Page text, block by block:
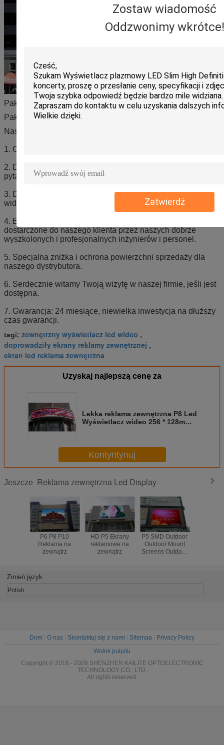
Zostaw wiadomość
Oddzwonimy wkrótce!
Zatwierdź
Pakowanie i wysyłka:
Pakiet lotniczy i opakowanie drewniane można wybrać
Nasze usługi dodatkowe:
1. Odpowiedz na zapytanie w ciągu 24 godzin roboczych.
2. Doświadczona kadra odpowiada na wszystkie twoje
pytania w płynnym angielskim
3. Dostosowany projekt jest dostępny, OEM i ODM są mile
widziane.
4. Ekskluzywne i unikalne rozwiązanie może być
dostarczone do naszego klienta przez naszych dobrze
wyszkolonych i profesjonalnych inżynierów i personel.
5. Specjalna zniżka i ochrona powierzchni sprzedaży dla
naszego dystrybutora.
6. Serdecznie witamy Twoją wizytę w naszej firmie, jeśli jest
dostępna.
7. Gwarancja: 24 miesiące, niewielka inwestycja na dłuższy
czas gwarancji.
tagi: zewnętrzny wyświetlacz led wideo ,
doprowadziły ekrany reklamy zewnętrznej ,
ekran led reklama zewnętrzna
Uzyskaj najlepszą cenę za
Lekka reklama zewnętrzna P8 Led
Wyświetlacz wideo 256 * 128mm
Kontyntynuj
Jeszcze Reklama zewnętrzna Led Display
P6 P8 P10
Reklama na
zewnątrz
HD P5 Ekrany
reklamowe na
zewnątrz
P5 SMD Outdoor
Outdoor Mount
Screens Outdoor
Zmień język
Polish
Dom O nas Skontaktuj się z nami Sitemap
Privacy Policy
Widok pulpitu
Copyright © 2016 - 2026 SHENZHEN KAILITE OPTOELECTRONIC
TECHNOLOGY CO., LTD.
All rights reserved.